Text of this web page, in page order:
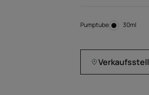
Pumptube Pumptube
30ml